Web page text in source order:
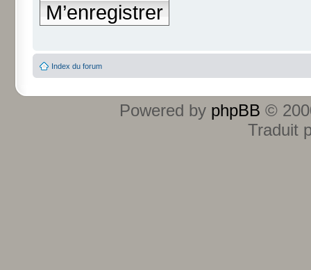
M’enregistrer
Index du forum
Powered by phpBB ©
Traduit